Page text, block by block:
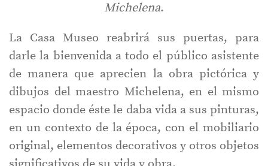
Michelena.
La Casa Museo reabrirá sus puertas, para
darle la bienvenida a todo el público asistente
de manera que aprecien la obra pictórica y
dibujos del maestro Michelena, en el mismo
espacio donde éste le daba vida a sus pinturas,
en un contexto de la época, con el mobiliario
original, elementos decorativos y otros objetos